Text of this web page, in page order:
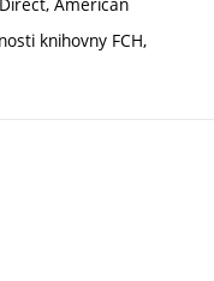
knihovny FCH,